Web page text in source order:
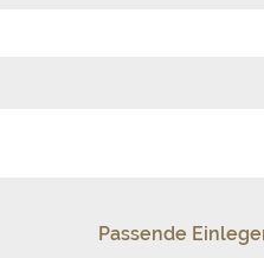
Passende